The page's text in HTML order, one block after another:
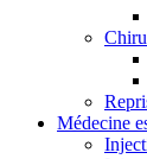
Médecine